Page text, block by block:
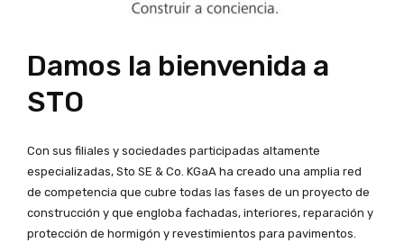
Damos la bienvenida a
STO
Con sus filiales y sociedades participadas altamente
especializadas, Sto SE & Co. KGaA ha creado una amplia red
de competencia que cubre todas las fases de un proyecto de
construcción y que engloba fachadas, interiores, reparación y
protección de hormigón y revestimientos para pavimentos.